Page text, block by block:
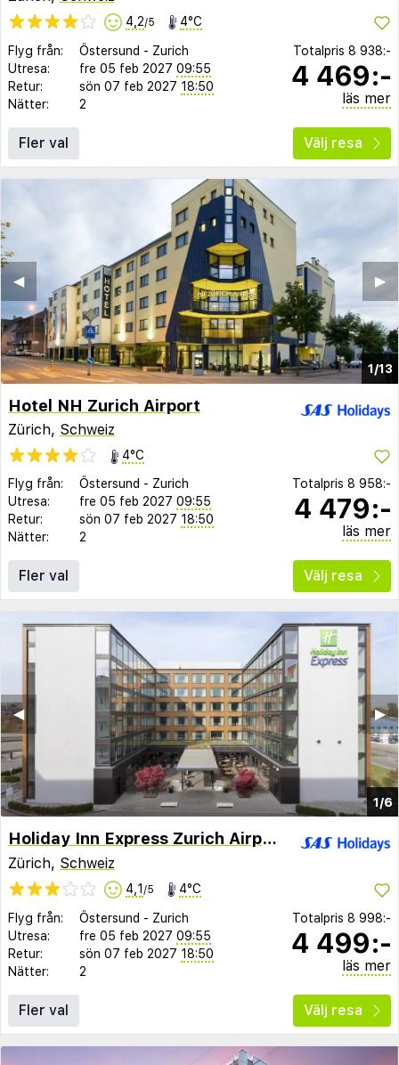
4,2/5 4°C
Flyg från: Östersund - Zurich
Utresa:
fre 05 feb 2027 09:55
Retur:
sön 07 feb 2027 18:50
Nätter:
2
Totalpris 8 938:-
4 469:-
läs mer
Fler val Välj resa
1/13
▶︎
◀︎
Hotel NH Zurich Airport
Zürich, Schweiz
4°C
Flyg från:
Östersund - Zurich
Utresa:
fre 05 feb 2027 09:55
Retur:
sön 07 feb 2027 18:50
Nätter:
2
Totalpris 8 958:-
4 479:-
läs mer
Fler val Välj resa
1/6
▶︎
◀︎
Holiday Inn Express Zurich Airport
Zürich, Schweiz
4,1 /5 4°C
Flyg från: Östersund - Zurich
Utresa:
fre 05 feb 2027 09:55
Retur:
sön 07 feb 2027 18:50
Nätter:
2
Totalpris 8 998:-
4 499:-
läs mer
Fler val Välj resa